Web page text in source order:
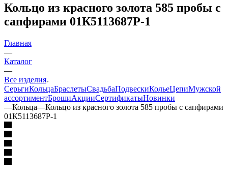
Кольцо из красного золота 585 пробы с
сапфирами 01К5113687Р-1
Главная
—
Каталог
—
Все изделия
СерьгиКольцаБраслетыСвадьбаПодвескиКольеЦепиМужской
ассортиментБрошиАкцииСертификатыНовинки
—Кольца—Кольцо из красного золота 585 пробы с сапфирами
01К5113687Р-1